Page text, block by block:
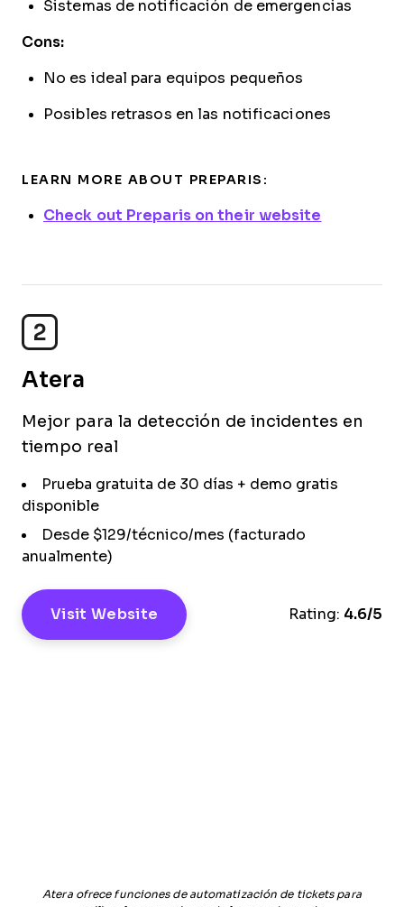
Sistemas de notificación de emergencias
Cons:
No es ideal para equipos pequeños
Posibles retrasos en las notificaciones
LEARN MORE ABOUT PREPARIS:
Check out Preparis on their website
2
Atera
Mejor para la detección de incidentes en
tiempo real
Prueba gratuita de 30 días + demo gratis
disponible
Desde $129/técnico/mes (facturado
anualmente)
Visit Website Rating: 4.6/5
Atera ofrece funciones de automatización de tickets para